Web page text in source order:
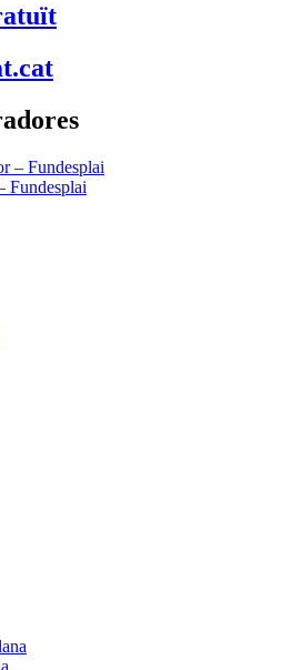
Fundesplai